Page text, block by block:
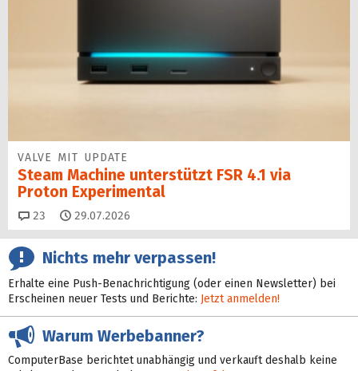
VALVE MIT UPDATE
Steam Machine unterstützt FSR 4.1 via
Proton Experimental
23 Kommentare
29.07.2026
Nichts mehr verpassen!
Erhalte eine Push-Benachrichtigung (oder einen Newsletter) bei
Erscheinen neuer Tests und Berichte: Jetzt anmelden!
Warum Werbebanner?
ComputerBase berichtet unabhängig und verkauft deshalb keine